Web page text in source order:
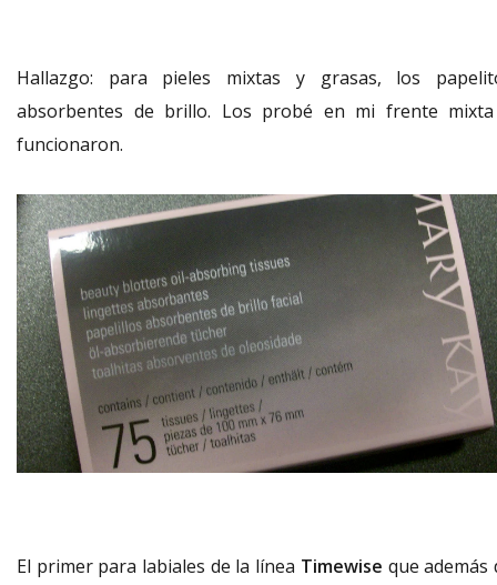
Hallazgo: para pieles mixtas y grasas, los
absorbentes de brillo. Los probé en mi frente
funcionaron.
El primer para labiales de la línea Timewise que además